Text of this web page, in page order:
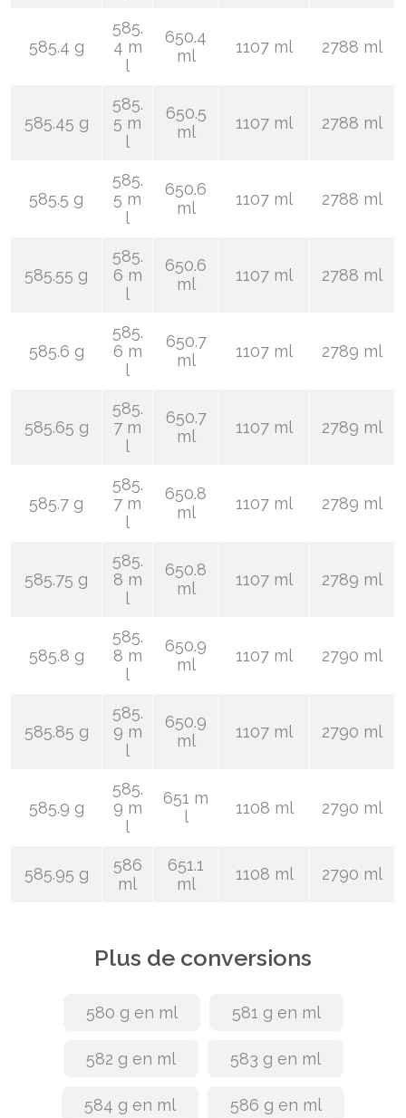
585.4 g
585.
4 m
l
650.4
ml
1107 ml 2788 ml
585.45 g
585.
5 m
l
650.5
ml
1107 ml 2788 ml
585.5 g
585.
5 m
l
650.6
ml
1107 ml 2788 ml
585.55 g
585.
6 m
l
650.6
ml
1107 ml 2788 ml
585.6 g
585.
6 m
l
650.7
ml
1107 ml 2789 ml
585.65 g
585.
7 m
l
650.7
ml
1107 ml 2789 ml
585.7 g
585.
7 m
l
650.8
ml
1107 ml 2789 ml
585.75 g
585.
8 m
l
650.8
ml
1107 ml 2789 ml
585.8 g
585.
8 m
l
650.9
ml
1107 ml 2790 ml
585.85 g
585.
9 m
l
650.9
ml
1107 ml 2790 ml
585.9 g
585.
9 m
l
651 m
l
1108 ml 2790 ml
585.95 g
586
ml
651.1
ml
1108 ml 2790 ml
Plus de conversions
580 g en ml 581 g en ml
582 g en ml 583 g en ml
584 g en ml 586 g en ml